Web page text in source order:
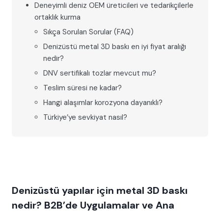
Deneyimli deniz OEM üreticileri ve tedarikçilerle
ortaklık kurma
Sıkça Sorulan Sorular (FAQ)
Denizüstü metal 3D baskı en iyi fiyat aralığı
nedir?
DNV sertifikalı tozlar mevcut mu?
Teslim süresi ne kadar?
Hangi alaşımlar korozyona dayanıklı?
Türkiye’ye sevkiyat nasıl?
Denizüstü yapılar için metal 3D baskı
nedir? B2B’de Uygulamalar ve Ana